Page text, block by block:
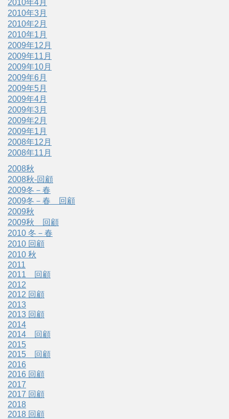
2010年4月
2010年3月
2010年2月
2010年1月
2009年12月
2009年11月
2009年10月
2009年6月
2009年5月
2009年4月
2009年3月
2009年2月
2009年1月
2008年12月
2008年11月
2008秋
2008秋-回顧
2009冬－春
2009冬－春 回顧
2009秋
2009秋 回顧
2010 冬－春
2010 回顧
2010 秋
2011
2011 回顧
2012
2012 回顧
2013
2013 回顧
2014
2014 回顧
2015
2015 回顧
2016
2016 回顧
2017
2017 回顧
2018
2018 回顧